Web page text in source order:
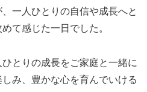
一人ひとりの自信や成長へと
て感じた一日でした。
とりの成長をご家庭と一緒に
み、豊かな心を育んでいける